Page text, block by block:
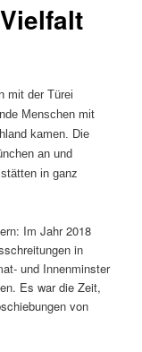
mit der Türei
Menschen mit
kamen. Die
an und
in ganz
Im Jahr 2018
in
und Innenminster
Es war die Zeit,
von